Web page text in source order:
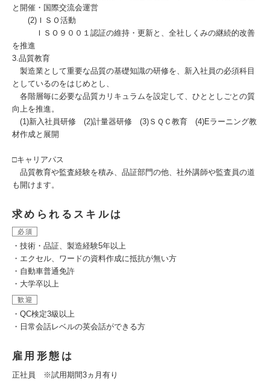
と開催・国際交流会運営
(2)ＩＳＯ活動
ＩＳＯ９００１認証の維持・更新と、全社しくみの継続的改善
を推進
3.品質教育
製造業として重要な品質の基礎知識の研修を、新入社員の必須科目
としているのをはじめとし、
各階層毎に必要な品質カリキュラムを設定して、ひととしごとの質
向上を推進。
(1)新入社員研修 (2)計量器研修 (3)ＳＱＣ教育 (4)Eラーニング教
材作成と展開
□キャリアパス
品質教育や監査経験を積み、品証部門の他、社外講師や監査員の道
も開けます。
求められるスキルは
必須
・技術・品証、製造経験5年以上
・エクセル、ワードの資料作成に抵抗が無い方
・自動車普通免許
・大学卒以上
歓迎
・QC検定3級以上
・日常会話レベルの英会話ができる方
雇用形態は
正社員 ※試用期間3ヵ月有り